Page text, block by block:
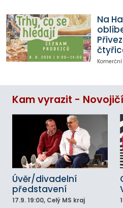
Na
Kam vyrazit -
Úvěr/divadelní
představení
17.9. 19:00, Celý MS kraj